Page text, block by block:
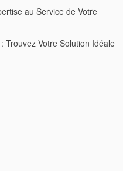
au Service de Votre
Trouvez Votre Solution Idéale